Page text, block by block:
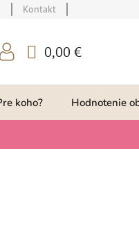
Kontakt
KOŠÍK
0,00 €
koho? Hodnotenie